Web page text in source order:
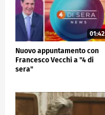
01:42
Nuovo appuntamento con
Francesco Vecchi a "4 di
sera"